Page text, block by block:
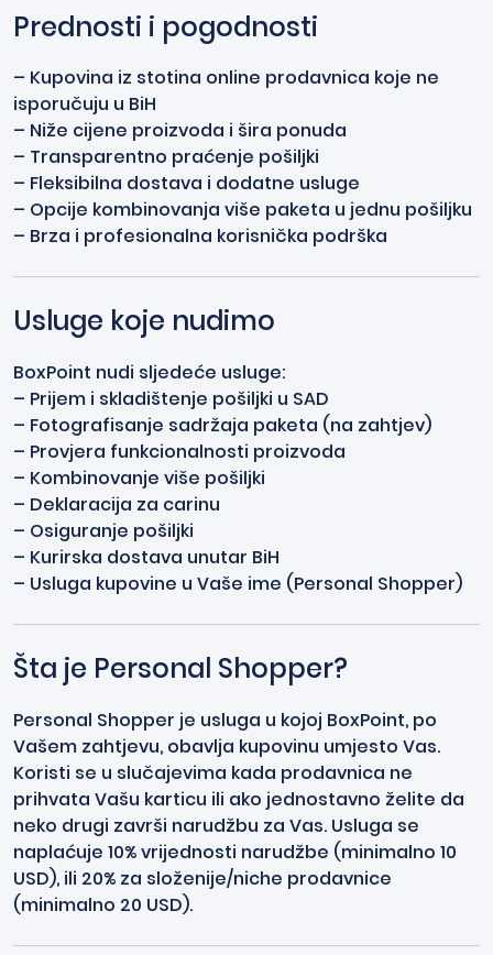
Prednosti i pogodnosti
– Kupovina iz stotina online prodavnica koje ne
isporučuju u BiH
– Niže cijene proizvoda i šira ponuda
– Transparentno praćenje pošiljki
– Fleksibilna dostava i dodatne usluge
– Opcije kombinovanja više paketa u jednu pošiljku
– Brza i profesionalna korisnička podrška
Usluge koje nudimo
BoxPoint nudi sljedeće usluge:
– Prijem i skladištenje pošiljki u SAD
– Fotografisanje sadržaja paketa (na zahtjev)
– Provjera funkcionalnosti proizvoda
– Kombinovanje više pošiljki
– Deklaracija za carinu
– Osiguranje pošiljki
– Kurirska dostava unutar BiH
– Usluga kupovine u Vaše ime (Personal Shopper)
Šta je Personal Shopper?
Personal Shopper je usluga u kojoj BoxPoint, po
Vašem zahtjevu, obavlja kupovinu umjesto Vas.
Koristi se u slučajevima kada prodavnica ne
prihvata Vašu karticu ili ako jednostavno želite da
neko drugi završi narudžbu za Vas. Usluga se
naplaćuje 10% vrijednosti narudžbe (minimalno 10
USD), ili 20% za složenije/niche prodavnice
(minimalno 20 USD).